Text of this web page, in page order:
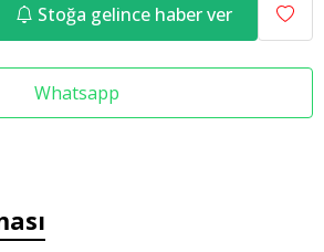
Stoğa gelince haber ver
Whatsapp